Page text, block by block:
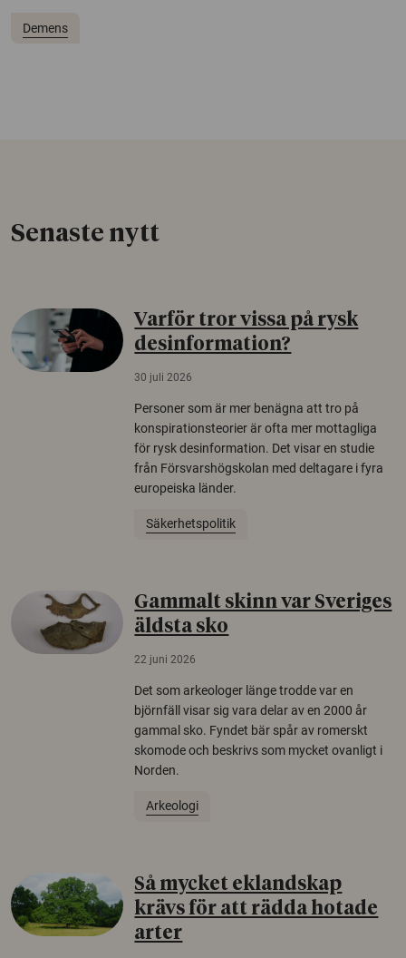
Demens
Senaste nytt
Varför tror vissa på rysk
desinformation?
30 juli 2026
Personer som är mer benägna att tro på
konspirationsteorier är ofta mer mottagliga
för rysk desinformation. Det visar en studie
från Försvarshögskolan med deltagare i fyra
europeiska länder.
Säkerhetspolitik
Gammalt skinn var Sveriges
äldsta sko
22 juni 2026
Det som arkeologer länge trodde var en
björnfäll visar sig vara delar av en 2000 år
gammal sko. Fyndet bär spår av romerskt
skomode och beskrivs som mycket ovanligt i
Norden.
Arkeologi
Så mycket eklandskap
krävs för att rädda hotade
arter